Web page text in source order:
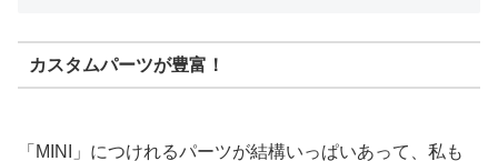
カスタムパーツが豊富！
「MINI」につけれるパーツが結構いっぱいあって、私も